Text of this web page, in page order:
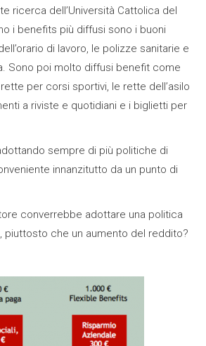
ricerca dell’Università Cattolica del
i benefits più diffusi sono i buoni
di lavoro, le polizze sanitarie e
Sono poi molto diffusi benefit come
per corsi sportivi, le rette dell’asilo
a riviste e quotidiani e i biglietti per
sempre di più politiche di
innanzitutto da un punto di
converrebbe adottare una politica
piuttosto che un aumento del reddito?